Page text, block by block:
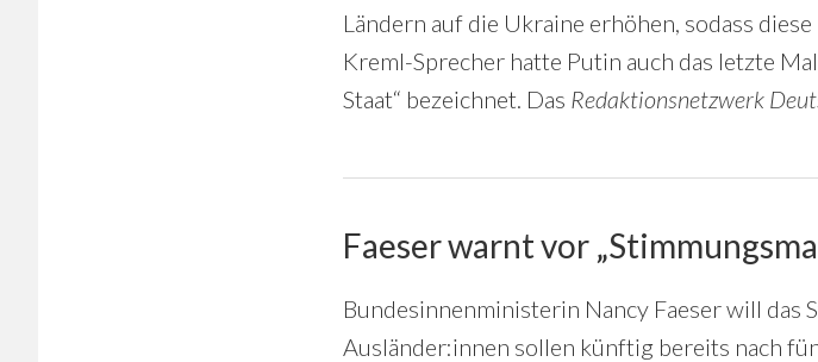
Ländern auf die Ukraine erhöhen, sodass
Kreml-Sprecher hatte Putin auch das letzte
Staat“ bezeichnet. Das Redaktionsnetzwerk
Faeser warnt vor
Bundesinnenministerin Nancy Faeser will
Ausländer:innen sollen künftig bereits nach